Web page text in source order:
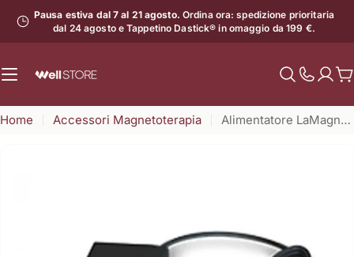
contenuto
Pausa estiva dal 7 al 21 agosto. Ordina ora: spedizione prioritaria
dal 24 agosto e Tappetino Dastick® in omaggio da 199 €.
il
numero
Home Accessori Magnetoterapia Alimentatore LaMagneto